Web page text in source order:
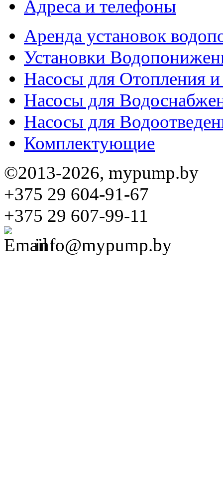
Адреса и телефоны
Аренда установок
Установки
Насосы для Отопления
Насосы для
Насосы для
Комплектующие
©2013-2026, mypump.by
+375 29 604-91-67
+375 29 607-99-11
info@mypump.by